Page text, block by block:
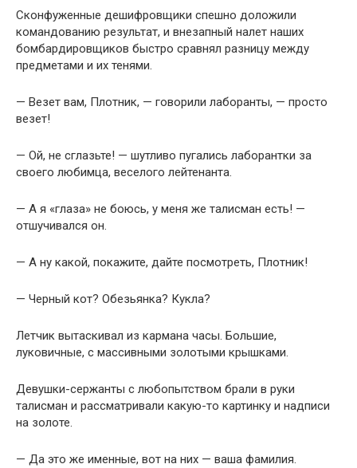
Сконфуженные дешифровщики спешно доложили
командованию результат, и внезапный налет наших
бомбардировщиков быстро сравнял разницу между
предметами и их тенями.
— Везет вам, Плотник, — говорили лаборанты, — просто
везет!
— Ой, не сглазьте! — шутливо пугались лаборантки за
своего любимца, веселого лейтенанта.
— А я «глаза» не боюсь, у меня же талисман есть! —
отшучивался он.
— А ну какой, покажите, дайте посмотреть, Плотник!
— Черный кот? Обезьянка? Кукла?
Летчик вытаскивал из кармана часы. Большие,
луковичные, с массивными золотыми крышками.
Девушки-сержанты с любопытством брали в руки
талисман и рассматривали какую-то картинку и надписи
на золоте.
— Да это же именные, вот на них — ваша фамилия.